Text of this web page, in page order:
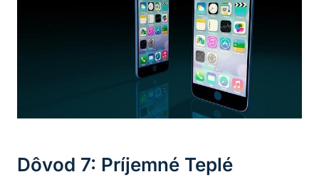
Dôvod 7: Príjemné Teplé